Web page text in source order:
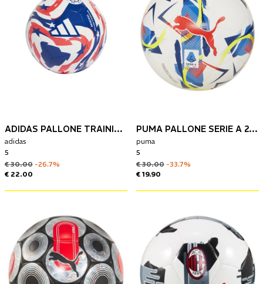
ADIDAS PALLONE TRAINING MONDIALE PER CLUB 2025
adidas
5
€ 30.00 -26.7%
€ 22.00
PUMA PALLONE SERIE A 24/25 ESTIVO
puma
5
€ 30.00 -33.7%
€ 19.90